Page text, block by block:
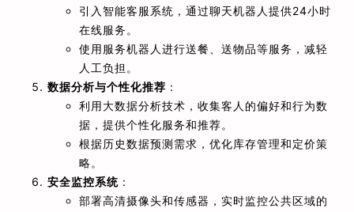
引入智能客服系统，通过聊天机器人提供24小时
在线服务。
使用服务机器人进行送餐、送物品等服务，减轻
人工负担。
数据分析与个性化推荐 ：
利用大数据分析技术，收集客人的偏好和行为数
据，提供个性化服务和推荐。
根据历史数据预测需求，优化库存管理和定价策
略。
安全监控系统 ：
部署高清摄像头和传感器，实时监控公共区域的